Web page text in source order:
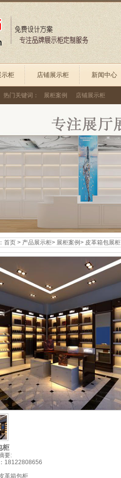
示柜 店铺展示柜 新闻中心
热门关键词： 展柜案例 店铺展示柜
首页 > 产品展示柜> 展柜案例> 皮革箱包展柜
柜
要:
18122808656
革箱包柜